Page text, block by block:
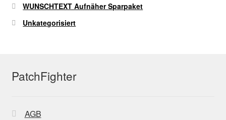
WUNSCHTEXT Aufnäher Sparpaket
Unkategorisiert
PatchFighter
AGB